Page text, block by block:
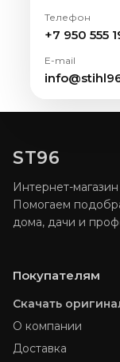
Телефон
+7 950 555
E-mail
ST96
Интернет-
Помогаем
дома, дачи и
Покупателям
Скачать
О компании
Доставка